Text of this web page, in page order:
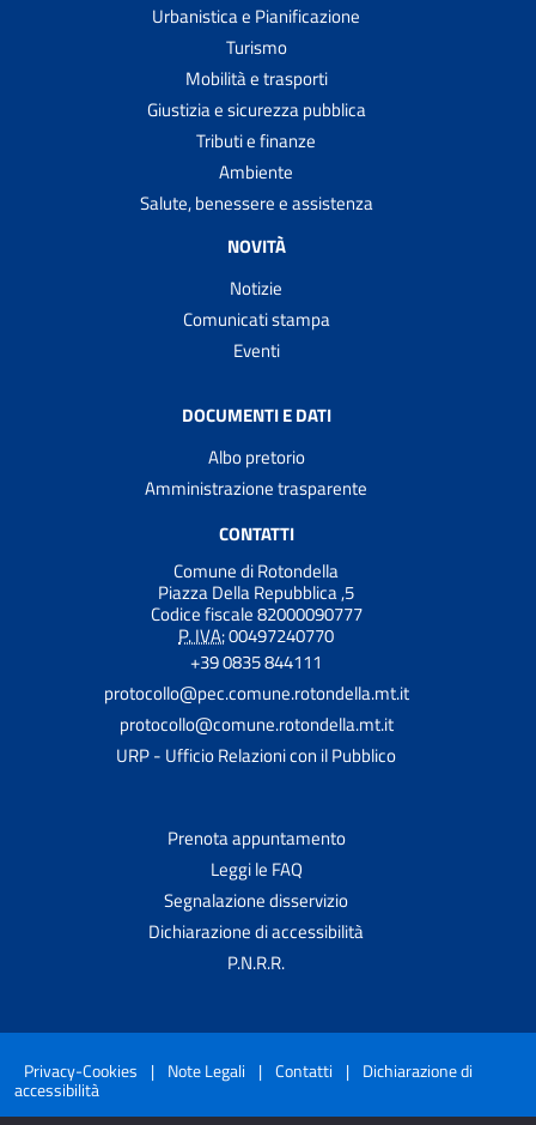
Urbanistica e Pianificazione
Turismo
Mobilità e trasporti
Giustizia e sicurezza pubblica
Tributi e finanze
Ambiente
Salute, benessere e assistenza
NOVITÀ
Notizie
Comunicati stampa
Eventi
DOCUMENTI E DATI
Albo pretorio
Amministrazione trasparente
CONTATTI
Comune di Rotondella
Piazza Della Repubblica ,5
Codice fiscale 82000090777
P. IVA:00497240770
+39 0835 844111
protocollo@pec.comune.rotondella.mt.it
protocollo@comune.rotondella.mt.it
URP - Ufficio Relazioni con il Pubblico
Prenota appuntamento
Leggi le FAQ
Segnalazione disservizio
Dichiarazione di accessibilità
P.N.R.R.
Privacy-Cookies | Note Legali | Contatti | Dichiarazione di
accessibilità